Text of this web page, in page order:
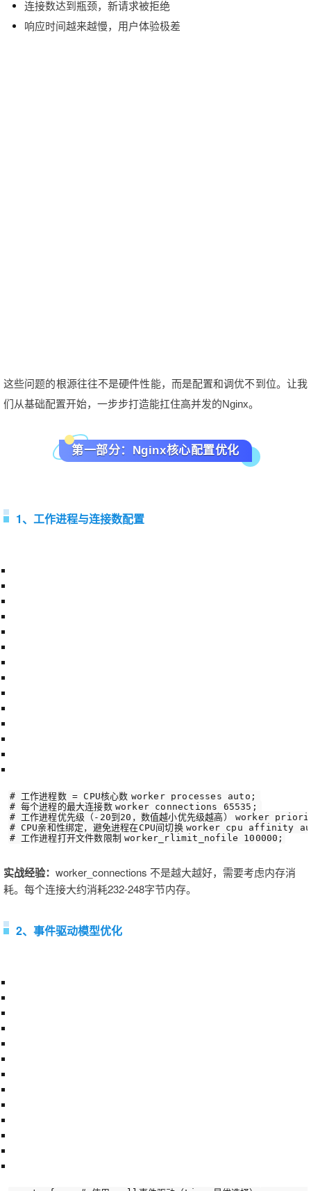
连接数达到瓶颈，新请求被拒绝
响应时间越来越慢，用户体验极差
这些问题的根源往往不是硬件性能，而是配置和调优不到位。让我
们从基础配置开始，一步步打造能扛住高并发的Nginx。
第一部分：Nginx核心配置优化
1、工作进程与连接数配置
# 工作进程数 = CPU核心数 worker_processes auto;
# 每个进程的最大连接数 worker_connections 65535 ;
# 工作进程优先级（-20到20，数值越小优先级越高）
# CPU亲和性绑定，避免进程在CPU间切换 worker_cpu_affinity
# 工作进程打开文件数限制 worker_rlimit_nofile 100000 ;
实战经验： worker_connections 不是越大越好，需要考虑内存消
耗。每个连接大约消耗232-248字节内存。
2、事件驱动模型优化